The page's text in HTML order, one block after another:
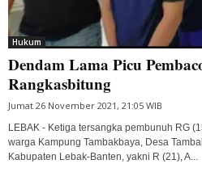
Hukum
Dendam Lama Picu
Rangkasbitung
Jumat 26 November 2021, 21:05 WIB
LEBAK - Ketiga tersangka pembunuh RG
warga Kampung Tambakbaya, Desa
Kabupaten Lebak-Banten, yakni R (21), A...